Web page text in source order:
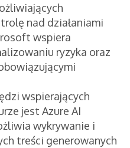
nad działaniami
wspiera
ryzyka oraz
wspierających
jest Azure AI
wykrywanie i
treści generowanych